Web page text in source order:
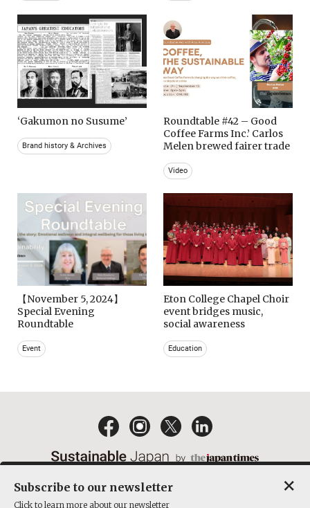
‘Gakumon no Susume’
Brand history & Archives
Roundtable #42 – Good
Coffee Farms Inc.’ Carlos
Melen brewed fairer trade
Video
【November 5, 2024】
Special Evening
Roundtable
Event
Eton College Chapel Choir
event bridges music,
social awareness
Education
Subscribe to our newsletter
Click to learn more about our newsletter
×